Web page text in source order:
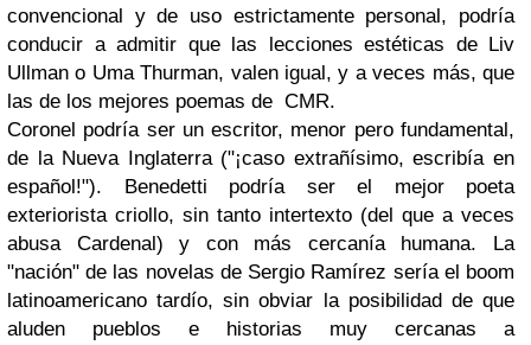
convencional y de uso estrictamente personal, podría
conducir a admitir que las lecciones estéticas de Liv
Ullman o Uma Thurman, valen igual, y a veces más, que
las de los mejores poemas de CMR.
Coronel podría ser un escritor, menor pero fundamental,
de la Nueva Inglaterra ("¡caso extrañísimo, escribía en
español!"). Benedetti podría ser el mejor poeta
exteriorista criollo, sin tanto intertexto (del que a veces
abusa Cardenal) y con más cercanía humana. La
"nación" de las novelas de Sergio Ramírez sería el boom
latinoamericano tardío, sin obviar la posibilidad de que
aluden pueblos e historias muy cercanas a